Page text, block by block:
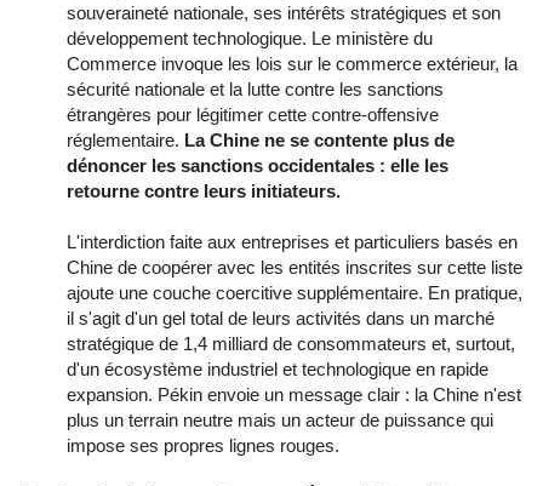
souveraineté nationale, ses intérêts stratégiques et son
développement technologique. Le ministère du
Commerce invoque les lois sur le commerce extérieur, la
sécurité nationale et la lutte contre les sanctions
étrangères pour légitimer cette contre-offensive
réglementaire. La Chine ne se contente plus de
dénoncer les sanctions occidentales : elle les
retourne contre leurs initiateurs.
L'interdiction faite aux entreprises et particuliers basés en
Chine de coopérer avec les entités inscrites sur cette liste
ajoute une couche coercitive supplémentaire. En pratique,
il s'agit d'un gel total de leurs activités dans un marché
stratégique de 1,4 milliard de consommateurs et, surtout,
d'un écosystème industriel et technologique en rapide
expansion. Pékin envoie un message clair : la Chine n'est
plus un terrain neutre mais un acteur de puissance qui
impose ses propres lignes rouges.